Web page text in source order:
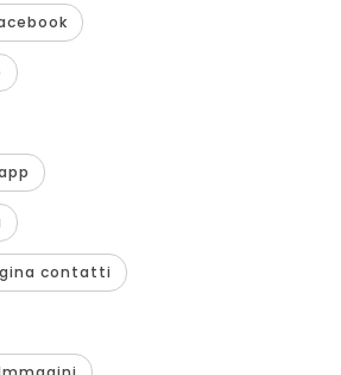
contatti